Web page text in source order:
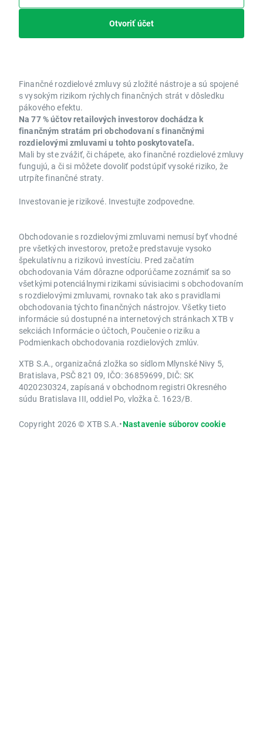
Otvoriť účet
Finančné rozdielové zmluvy sú zložité nástroje a sú spojené
s vysokým rizikom rýchlych finančných strát v dôsledku
pákového efektu.
Na 77 % účtov retailových investorov dochádza k
finančným stratám pri obchodovaní s finančnými
rozdielovými zmluvami u tohto poskytovateľa.
Mali by ste zvážiť, či chápete, ako finančné rozdielové zmluvy
fungujú, a či si môžete dovoliť podstúpiť vysoké riziko, že
utrpíte finančné straty.
Investovanie je rizikové. Investujte zodpovedne.
Obchodovanie s rozdielovými zmluvami nemusí byť vhodné
pre všetkých investorov, pretože predstavuje vysoko
špekulatívnu a rizikovú investíciu. Pred začatím
obchodovania Vám dôrazne odporúčame zoznámiť sa so
všetkými potenciálnymi rizikami súvisiacimi s obchodovaním
s rozdielovými zmluvami, rovnako tak ako s pravidlami
obchodovania týchto finančných nástrojov. Všetky tieto
informácie sú dostupné na internetových stránkach XTB v
sekciách Informácie o účtoch, Poučenie o riziku a
Podmienkach obchodovania rozdielových zmlúv.
XTB S.A., organizačná zložka so sídlom Mlynské Nivy 5,
Bratislava, PSČ 821 09, IČO: 36859699, DIČ: SK
4020230324, zapísaná v obchodnom registri Okresného
súdu Bratislava III, oddiel Po, vložka č. 1623/B.
Copyright 2026 © XTB S.A.•Nastavenie súborov cookie